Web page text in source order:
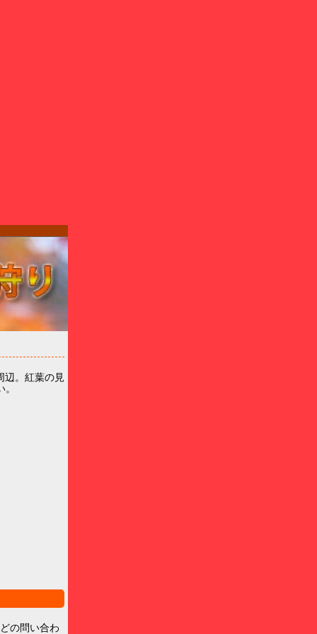
辺。紅葉の見
の問い合わ